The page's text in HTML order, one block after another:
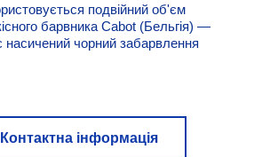
подвійний об'єм
барвника Cabot (Бельгія) —
насичений чорний забарвлення
Контактна інформація